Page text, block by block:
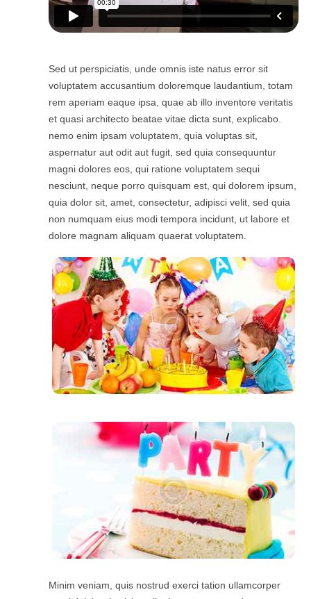
Sed ut perspiciatis, unde omnis iste natus error sit
voluptatem accusantium doloremque laudantium, totam
rem aperiam eaque ipsa, quae ab illo inventore veritatis
et quasi architecto beatae vitae dicta sunt, explicabo.
nemo enim ipsam voluptatem, quia voluptas sit,
aspernatur aut odit aut fugit, sed quia consequuntur
magni dolores eos, qui ratione voluptatem sequi
nesciunt, neque porro quisquam est, qui dolorem ipsum,
quia dolor sit, amet, consectetur, adipisci velit, sed quia
non numquam eius modi tempora incidunt, ut labore et
dolore magnam aliquam quaerat voluptatem.
Minim veniam, quis nostrud exerci tation ullamcorper